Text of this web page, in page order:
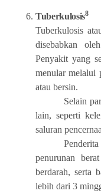
Tuberkulosis8
Tuberkulosis
disebabkan
Penyakit yang
menular melalui
atau bersin.
Selain
lain, seperti
saluran
penurunan
berdarah, serta
lebih dari 3